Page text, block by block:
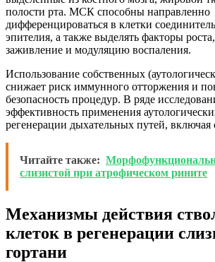
полости рта. МСК способны направленно
дифференцироваться в клетки
эпителия, а также выделять факторы
заживление и модуляцию воспаления.
Использование собственных
снижает риск иммунного отторжения и
безопасность процедур. В ряде
эффективность применения
регенерации дыхательных путей, включая
Читайте также:
слизистой при атрофическом рините
Механизмы действия
клеток в регенерации
гортани